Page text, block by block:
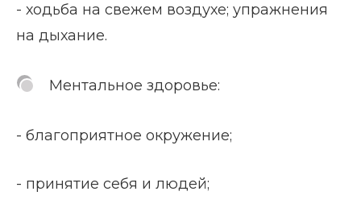
- ходьба на свежем воздухе; упражнения
на дыхание.
Ментальное здоровье:
- благоприятное окружение;
- принятие себя и людей;